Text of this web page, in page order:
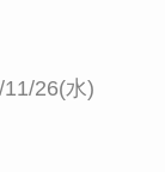
11/26(水)